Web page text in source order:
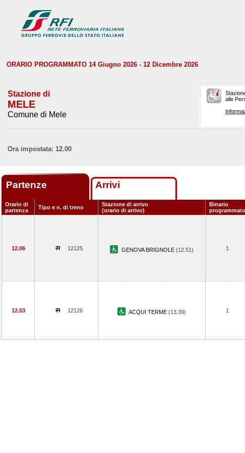
ORARIO PROGRAMMATO 14 Giugno 2026 - 12 Dicembre 2026
Stazione di
MELE
Comune di Mele
alle
Ora impostata: 12.00
Partenze Arrivi
Orario di
partenza
Tipo e n. di treno
Stazione di arrivo
(orario di arrivo)
Binario
programmato
12.06 12125 GENOVA BRIGNOLE (12.51) 1
12.53 12126 ACQUI TERME (13.39) 1